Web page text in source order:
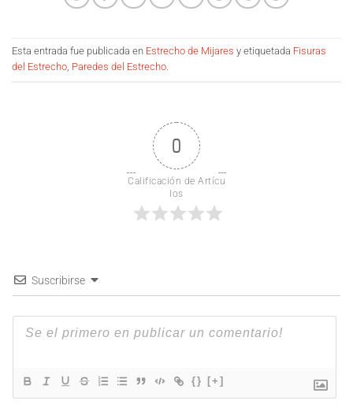
Esta entrada fue publicada en Estrecho de Mijares y etiquetada Fisuras
del Estrecho, Paredes del Estrecho.
0
Calificación de Artícu
los
Suscribirse
{} [+]